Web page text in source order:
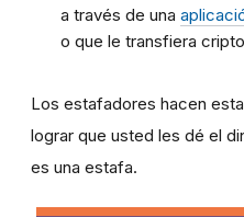
a través de una
o que le transfiera
Los estafadores hacen
lograr que usted les dé el
es una estafa.